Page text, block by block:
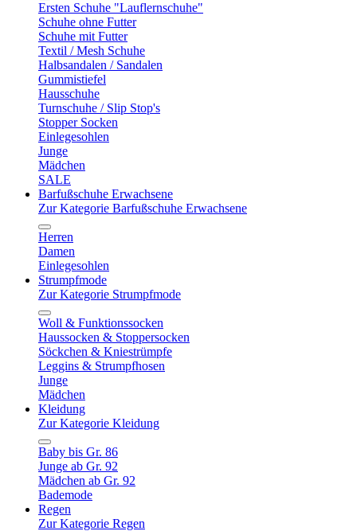
Ersten Schuhe "Lauflernschuhe"
Schuhe ohne Futter
Schuhe mit Futter
Textil / Mesh Schuhe
Halbsandalen / Sandalen
Gummistiefel
Hausschuhe
Turnschuhe / Slip Stop's
Stopper Socken
Einlegesohlen
Junge
Mädchen
SALE
Barfußschuhe Erwachsene
Zur Kategorie Barfußschuhe Erwachsene
Herren
Damen
Einlegesohlen
Strumpfmode
Zur Kategorie Strumpfmode
Woll & Funktionssocken
Haussocken & Stoppersocken
Söckchen & Kniestrümpfe
Leggins & Strumpfhosen
Junge
Mädchen
Kleidung
Zur Kategorie Kleidung
Baby bis Gr. 86
Junge ab Gr. 92
Mädchen ab Gr. 92
Bademode
Regen
Zur Kategorie Regen